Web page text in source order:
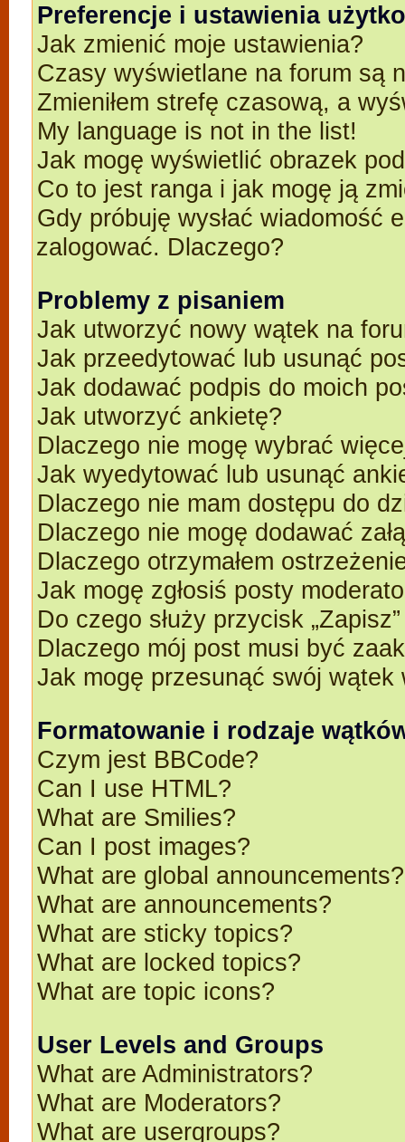
Preferencje i ustawienia
Jak zmienić moje ustawienia?
Czasy wyświetlane na forum są
Zmieniłem strefę czasową, a
My language is not in the list!
Jak mogę wyświetlić obrazek
Co to jest ranga i jak mogę ją
Gdy próbuję wysłać wiadomość
zalogować. Dlaczego?
Problemy z pisaniem
Jak utworzyć nowy wątek na
Jak przeedytować lub usunąć
Jak dodawać podpis do moich
Jak utworzyć ankietę?
Dlaczego nie mogę wybrać
Jak wyedytować lub usunąć
Dlaczego nie mam dostępu do
Dlaczego nie mogę dodawać
Dlaczego otrzymałem
Jak mogę zgłosiś posty
Do czego służy przycisk
Dlaczego mój post musi być
Jak mogę przesunąć swój wątek
Formatowanie i rodzaje
Czym jest BBCode?
Can I use HTML?
What are Smilies?
Can I post images?
What are global announcements?
What are announcements?
What are sticky topics?
What are locked topics?
What are topic icons?
User Levels and Groups
What are Administrators?
What are Moderators?
What are usergroups?